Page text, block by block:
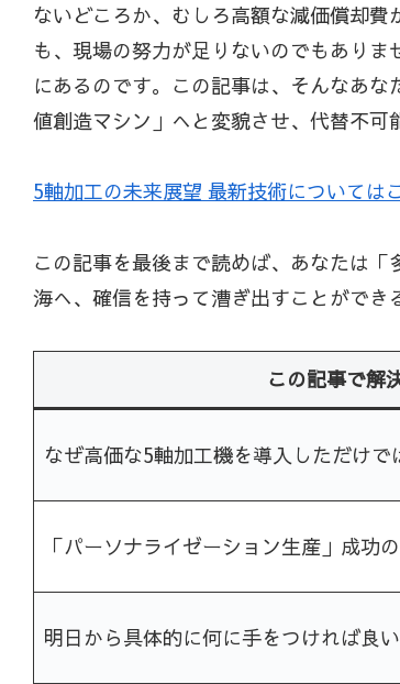
ないどころか、むしろ高額な減価償却
も、現場の努力が足りないのでもあり
にあるのです。この記事は、そんなあ
値創造マシン」へと変貌させ、代替不可
5軸加工の未来展望 最新技術については
この記事を最後まで読めば、あなたは
海へ、確信を持って漕ぎ出すことができ
この記事で解
なぜ高価な5軸加工機を導入しただけで
「パーソナライゼーション生産」成功
明日から具体的に何に手をつければ良